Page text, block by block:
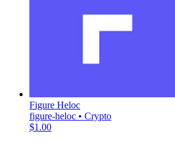
Figure Heloc
figure-heloc • Crypto
$1.00